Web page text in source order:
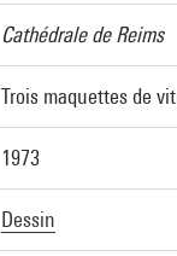
Cathédrale de Reims
Trois maquettes de
1973
Dessin